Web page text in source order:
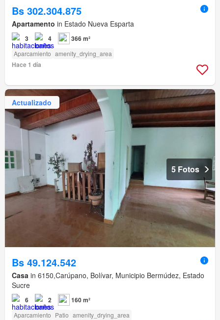
Bs 302.304.875
Apartamento in Estado Nueva Esparta
3 4 366 m²
Aparcamiento amenity_drying_area
Hace 1 día
Actualizado
5 Fotos
Bs 49.124.542
Casa in 6150,Carúpano, Bolívar, Municipio Bermúdez, Estado
Sucre
6 2 160 m²
Aparcamiento Patio amenity_drying_area